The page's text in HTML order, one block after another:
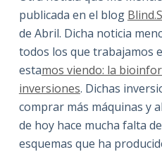
n
d
o
publicada en el blog
de Abril. Dicha noticia
todos los que trabajamos
estamos viendo: la
inversiones. Dichas
comprar más máquinas y
de hoy hace mucha falta
esquemas que ha